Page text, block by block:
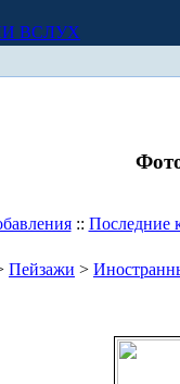
ВСЛУХ
:: Последние
Пейзажи >